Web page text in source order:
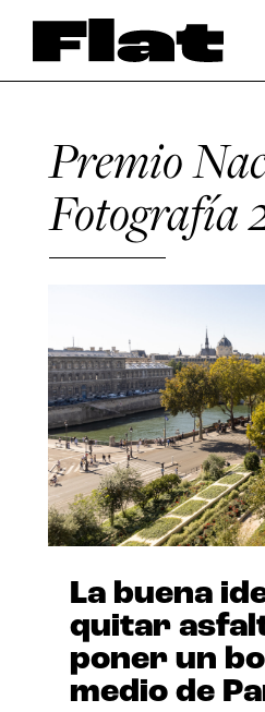
Premio
Fotografía
La buena
quitar
poner un
medio de